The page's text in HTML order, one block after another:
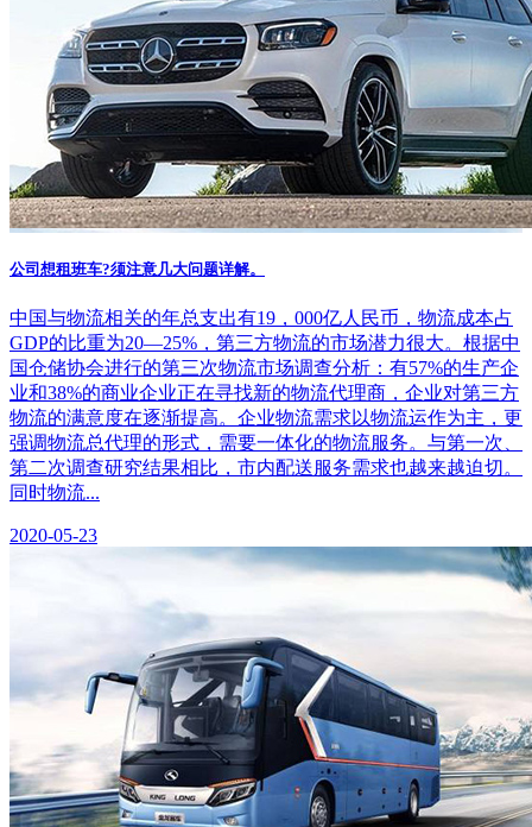
公司想租班车?须注意几大问题详解。
中国与物流相关的年总支出有19，000亿人民币，物流成本占
GDP的比重为20—25%，第三方物流的市场潜力很大。根据中
国仓储协会进行的第三次物流市场调查分析：有57%的生产企
业和38%的商业企业正在寻找新的物流代理商，企业对第三方
物流的满意度在逐渐提高。企业物流需求以物流运作为主，更
强调物流总代理的形式，需要一体化的物流服务。与第一次、
第二次调查研究结果相比，市内配送服务需求也越来越迫切。
同时物流...
2020-05-23